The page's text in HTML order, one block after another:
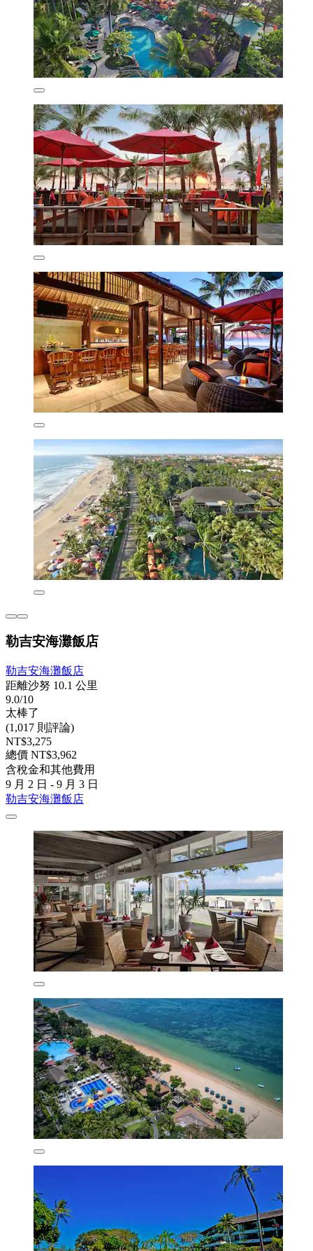
勒吉安海灘飯店
勒吉安海灘飯店
距離沙努 10.1 公里
9.0/10
太棒了
(1,017 則評論)
NT$3,275
總價 NT$3,962
含稅金和其他費用
9 月 2 日 - 9 月 3 日
勒吉安海灘飯店